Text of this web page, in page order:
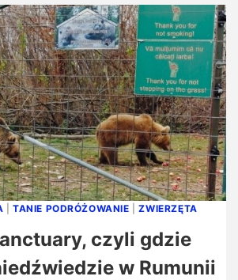
TANIE PODRÓŻOWANIE |ZWIERZĘTA
czyli gdzie
w Rumunii